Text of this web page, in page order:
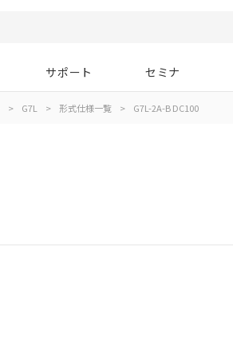
サポート セミナ
> G7L > 形式仕様一覧 > G7L-2A-B DC100